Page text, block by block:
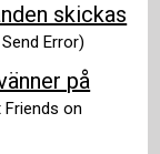
skickas
Error)
på
on